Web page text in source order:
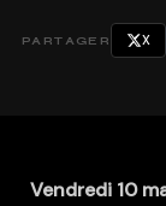
PARTAGER X
Vendredi 10